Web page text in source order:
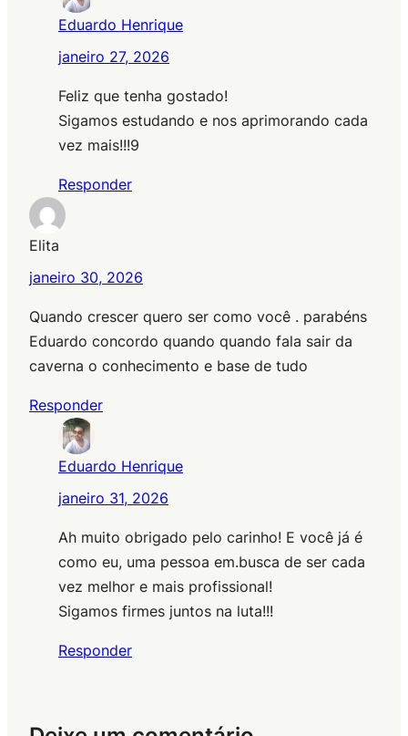
Eduardo Henrique
janeiro 27, 2026
Feliz que tenha gostado!
Sigamos estudando e nos aprimorando cada
vez mais!!!9
Responder
Elita
janeiro 30, 2026
Quando crescer quero ser como você . parabéns
Eduardo concordo quando quando fala sair da
caverna o conhecimento e base de tudo
Responder
Eduardo Henrique
janeiro 31, 2026
Ah muito obrigado pelo carinho! E você já é
como eu, uma pessoa em.busca de ser cada
vez melhor e mais profissional!
Sigamos firmes juntos na luta!!!
Responder